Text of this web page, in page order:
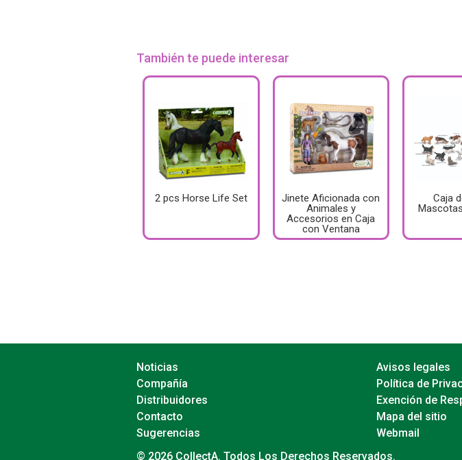
También te puede interesar
2 pcs Horse Life Set
Jinete Aficionada con
Animales y
Accesorios en Caja
con Ventana
Caja
Noticias
Compañía
Distribuidores
Contacto
Sugerencias
Avisos legales
Política de
Exención de
Mapa del sitio
Webmail
© 2026 CollectA. Todos Los Derechos Reservados.